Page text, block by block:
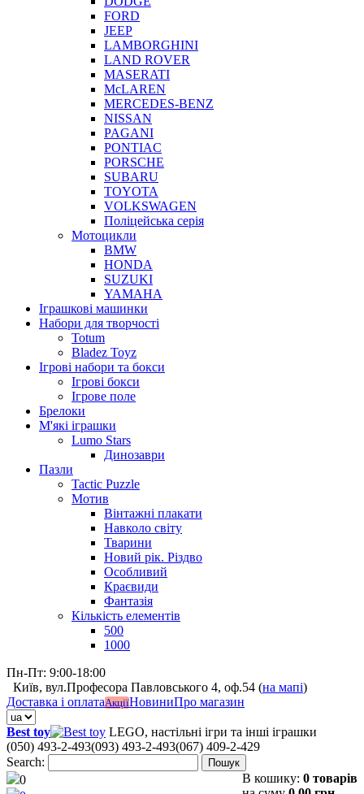
FORD
JEEP
LAMBORGHINI
LAND ROVER
MASERATI
McLAREN
MERCEDES-BENZ
NISSAN
PAGANI
PONTIAC
PORSCHE
SUBARU
TOYOTA
VOLKSWAGEN
Поліцейська серія
Мотоцикли
BMW
HONDA
SUZUKI
YAMAHA
Іграшкові машинки
Набори для творчості
Totum
Bladez Toyz
Ігрові набори та бокси
Ігрові бокси
Ігрове поле
Брелоки
М'які іграшки
Lumo Stars
Динозаври
Пазли
Tactic Puzzle
Мотив
Вінтажні плакати
Навколо світу
Тварини
Новий рік. Різдво
Особливий
Краєвиди
Фантазія
Кількість елементів
500
1000
Пн-Пт: 9:00-18:00
Київ, вул.Професора Павловського 4, оф.54 (на мапі)
Доставка і оплатаАкціїНовиниПро магазин
Best toy
LEGO, настільні ігри та інші іграшки
(050) 493-2-493(093) 493-2-493(067) 409-2-429
Search:
Пошук
0 В кошику: 0 товарів